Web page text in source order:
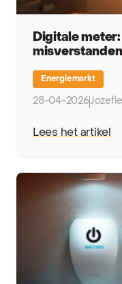
Digitale
misverstanden
Energiemarkt
28-04-2026
Lees het artikel